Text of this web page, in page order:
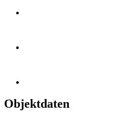
Objektdaten